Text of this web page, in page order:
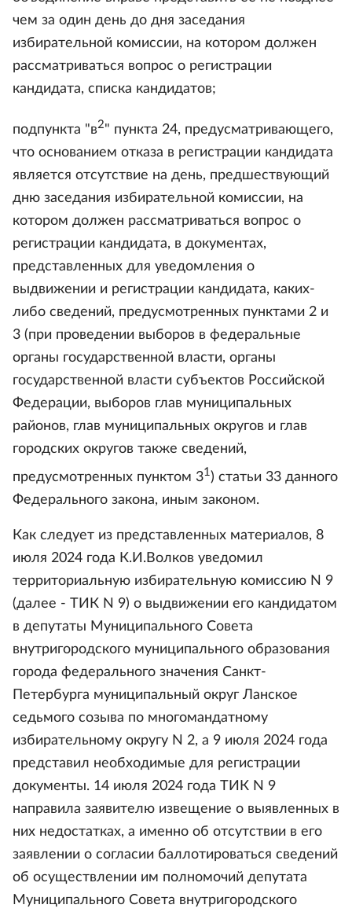
чем за один день до дня заседания
избирательной комиссии, на котором должен
рассматриваться вопрос о регистрации
кандидата, списка кандидатов;
подпункта "в2" пункта 24, предусматривающего,
что основанием отказа в регистрации кандидата
является отсутствие на день, предшествующий
дню заседания избирательной комиссии, на
котором должен рассматриваться вопрос о
регистрации кандидата, в документах,
представленных для уведомления о
выдвижении и регистрации кандидата, каких-
либо сведений, предусмотренных пунктами 2 и
3 (при проведении выборов в федеральные
органы государственной власти, органы
государственной власти субъектов Российской
Федерации, выборов глав муниципальных
районов, глав муниципальных округов и глав
городских округов также сведений,
предусмотренных пунктом 31) статьи 33 данного
Федерального закона, иным законом.
Как следует из представленных материалов, 8
июля 2024 года К.И.Волков уведомил
территориальную избирательную комиссию N 9
(далее - ТИК N 9) о выдвижении его кандидатом
в депутаты Муниципального Совета
внутригородского муниципального образования
города федерального значения Санкт-
Петербурга муниципальный округ Ланское
седьмого созыва по многомандатному
избирательному округу N 2, а 9 июля 2024 года
представил необходимые для регистрации
документы. 14 июля 2024 года ТИК N 9
направила заявителю извещение о выявленных в
них недостатках, а именно об отсутствии в его
заявлении о согласии баллотироваться сведений
об осуществлении им полномочий депутата
Муниципального Совета внутригородского